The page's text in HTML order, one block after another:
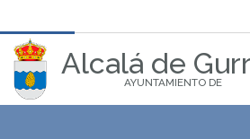
Alcalá de
AYUNTAMIENTO DE